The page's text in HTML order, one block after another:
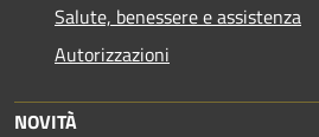
Salute, benessere e assistenza
Autorizzazioni
NOVITÀ